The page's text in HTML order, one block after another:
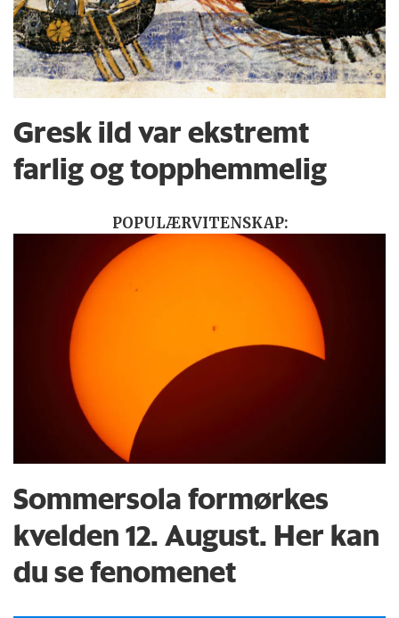
Gresk ild var ekstremt
farlig og topphemmelig
POPULÆRVITENSKAP:
Sommersola formørkes
kvelden 12. August. Her kan
du se fenomenet